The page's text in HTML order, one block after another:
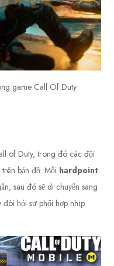
game Call Of Duty
of Duty, trong đó các đội
bản đồ. Mỗi hardpoint
sau đó sẽ di chuyển sang
đòi hỏi sự phối hợp nhịp